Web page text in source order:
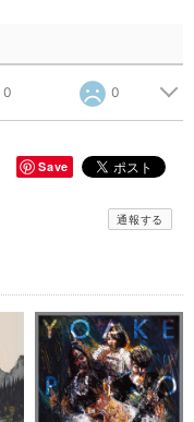
0 0
Save
通報する